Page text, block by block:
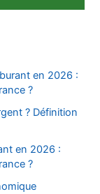
en 2026 :
?
? Définition
en 2026 :
?